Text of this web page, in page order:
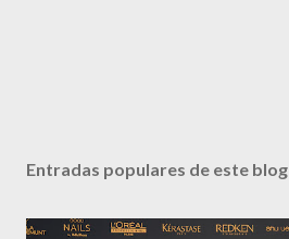
Entradas populares de este blog